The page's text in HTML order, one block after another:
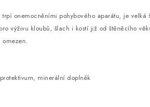
trpí onemocněními pohybového aparátu, je velká
výživu kloubů, šlach i kostí již od štěněcího
minerální doplněk